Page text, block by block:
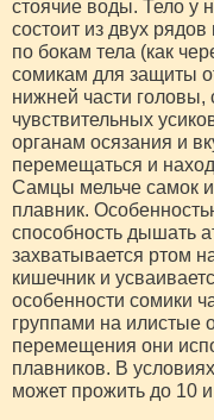
стоячие воды. Тело у
состоит из двух
по бокам тела (как
сомикам для защиты
нижней части
чувствительных
органам осязания и
перемещаться и
Самцы мельче самок
плавник.
способность дышать
захватывается ртом
кишечник и
особенности сомики
группами на илистые
перемещения они
плавников. В
может прожить до 10 и